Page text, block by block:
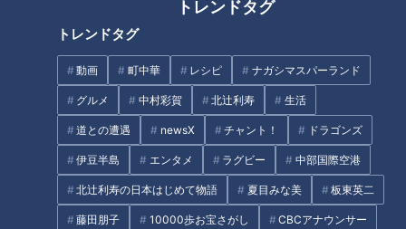
トレンドタグ
トレンドタグ
動画 町中華 レシピ ナガシマスパーランド
グルメ 中村彩賀 北辻利寿 生活
道との遭遇 newsX チャント！ ドラゴンズ
伊豆半島 エンタメ ラグビー 中部国際空港
北辻利寿の日本はじめて物語 夏目みな美 板東英二
藤田朋子 10000歩お宝さがし CBCアナウンサー
気がまず上の心房を収縮させます。そして、中継点を通って下
の心室が収縮。このような電気刺激を1日に約10万回毎日繰り
返す事で心臓が動いているのだとか。健康診断などで目にする
心電図は、その電気刺激を捉えたもの。心電図を見れば、心臓
のどの位置に異常が起きているのかが分かるそうです。
・不整脈とは？
心臓の電気信号に異変が起きると、脈が早くなったり、遅くな
ったり、リズムが乱れたりします。これを不整脈といいます。